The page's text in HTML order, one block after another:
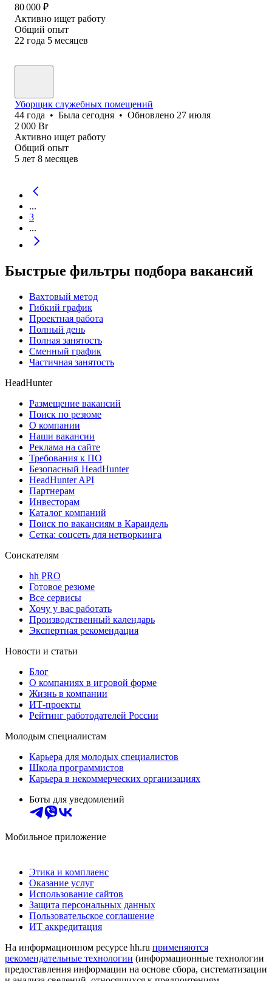
80 000 ₽
Активно ищет работу
Общий опыт
22 года 5 месяцев
Уборщик служебных помещений
44 года • Была сегодня • Обновлено 27 июля
2 000 Br
Активно ищет работу
Общий опыт
5 лет 8 месяцев
...
3
...
Быстрые фильтры подбора вакансий
Вахтовый метод
Гибкий график
Проектная работа
Полный день
Полная занятость
Сменный график
Частичная занятость
HeadHunter
Размещение вакансий
Поиск по резюме
О компании
Наши вакансии
Реклама на сайте
Требования к ПО
Безопасный HeadHunter
HeadHunter API
Партнерам
Инвесторам
Каталог компаний
Поиск по вакансиям в Караидель
Сетка: соцсеть для нетворкинга
Соискателям
hh PRO
Готовое резюме
Все сервисы
Хочу у вас работать
Производственный календарь
Экспертная рекомендация
Новости и статьи
Блог
О компаниях в игровой форме
Жизнь в компании
ИТ-проекты
Рейтинг работодателей России
Молодым специалистам
Карьера для молодых специалистов
Школа программистов
Карьера в некоммерческих организациях
Боты для уведомлений
Мобильное приложение
Этика и комплаенс
Оказание услуг
Использование сайтов
Защита персональных данных
Пользовательское соглашение
ИТ аккредитация
На информационном ресурсе hh.ru применяются
рекомендательные технологии (информационные технологии
предоставления информации на основе сбора, систематизации